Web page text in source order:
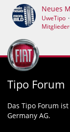
Neues
UweTipo
Tipo Forum
Das Tipo Forum
Germany AG.